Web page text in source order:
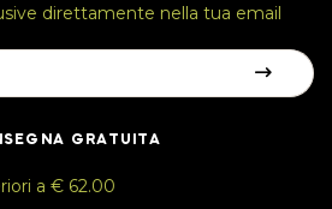
direttamente nella tua email
GRATUITA
a € 62.00